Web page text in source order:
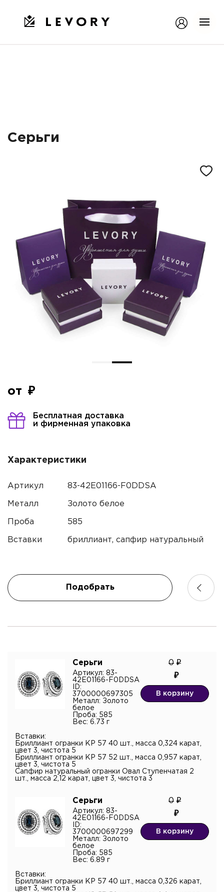
Серьги
от
Бесплатная доставка
и фирменная упаковка
Характеристики
Артикул 83-42E01166-F0DDSA
Металл Золото белое
Проба 585
Вставки бриллиант, сапфир натуральный
Подобрать
Серьги
Артикул: 83-
42E01166-F0DDSA
ID:
3700000697305
Металл: Золото
белое
Проба: 585
Вес: 6.73 г
0
В корзину
Вставки:
Бриллиант огранки КР 57 40 шт., масса 0,324 карат,
цвет 3, чистота 5
Бриллиант огранки КР 57 52 шт., масса 0,957 карат,
цвет 3, чистота 5
Сапфир натуральный огранки Овал Ступенчатая 2
шт., масса 2,12 карат, цвет 3, чистота 3
Серьги
Артикул: 83-
42E01166-F0DDSA
ID:
3700000697299
Металл: Золото
белое
Проба: 585
Вес: 6.89 г
0
В корзину
Вставки:
Бриллиант огранки КР 57 40 шт., масса 0,326 карат,
цвет 3, чистота 5
персональных данных.*
Имя
Телефон